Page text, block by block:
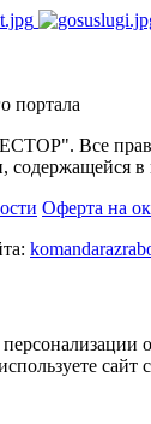
портала
Все права
содержащейся в
Оферта на
сайт